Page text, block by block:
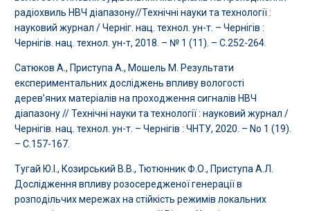
радіохвиль НВЧ діапазону//Технічні науки та технології :
науковий журнал / Черніг. нац. технол. ун-т. – Чернігів :
Чернігів. нац. технол. ун-т, 2018. – № 1 (11). – С.252-264.
Сатюков А., Приступа А., Мошель М. Результати
експериментальних досліджень впливу вологості
дерев’яних матеріалів на проходження сигналів НВЧ
діапазону // Технічні науки та технології : науковий журнал /
Чернігів. нац. технол. ун-т. – Чернігів : ЧНТУ, 2020. – No 1 (19).
– С.157-167.
Тугай Ю.І., Козирський В.В., Тютюнник Ф.О., Приступа А.Л.
Дослідження впливу розосередженої генерації в
розподільчих мережах на стійкість режимів локальних